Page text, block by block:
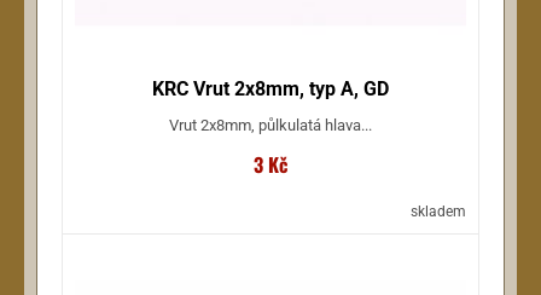
KRC Vrut 2x8mm, typ A, GD
Vrut 2x8mm, půlkulatá hlava...
3 Kč
skladem